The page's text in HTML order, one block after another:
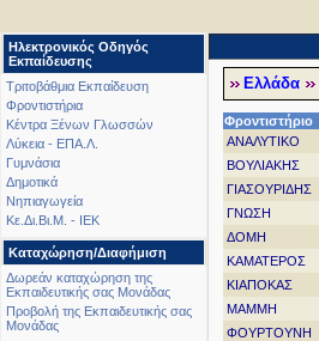
Ηλεκτρονικός Οδηγός
Εκπαίδευσης
Τριτοβάθμια Εκπαίδευση
Φροντιστήρια
Κέντρα Ξένων Γλωσσών
Λύκεια - ΕΠΑ.Λ.
Γυμνάσια
Δημοτικά
Νηπιαγωγεία
Κε.Δι.Βι.Μ. - ΙΕΚ
Καταχώρηση/Διαφήμιση
Δωρεάν καταχώρηση της
Εκπαιδευτικής σας Μονάδας
Προβολή της Εκπαιδευτικής σας
Μονάδας
Ελλάδα
Φροντιστήριο
ΑΝΑΛΥΤΙΚΟ
ΒΟΥΛΙΑΚΗΣ
ΓΙΑΣΟΥΡΙΔΗΣ
ΓΝΩΣΗ
ΔΟΜΗ
ΚΑΜΑΤΕΡΟΣ
ΚΙΑΠΟΚΑΣ
ΜΑΜΜΗ
ΦΟΥΡΤΟΥΝΗ